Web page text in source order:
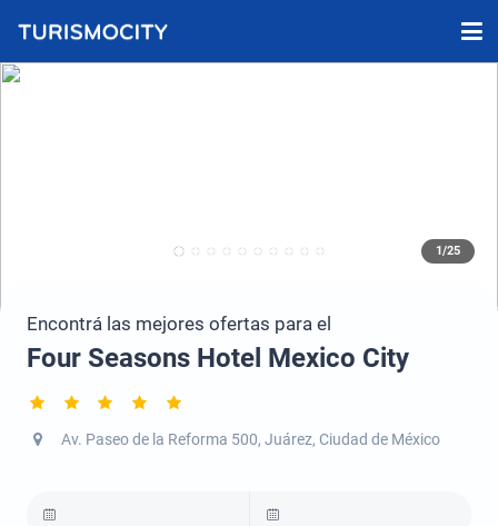
1/25
Encontrá las mejores ofertas para el
Four Seasons Hotel Mexico City
Av. Paseo de la Reforma 500, Juárez, Ciudad de México